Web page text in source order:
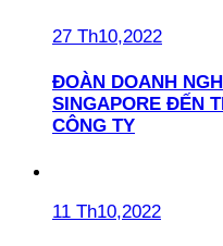
27 Th10,2022
ĐOÀN DOANH
SINGAPORE ĐẾN
CÔNG TY
11 Th10,2022